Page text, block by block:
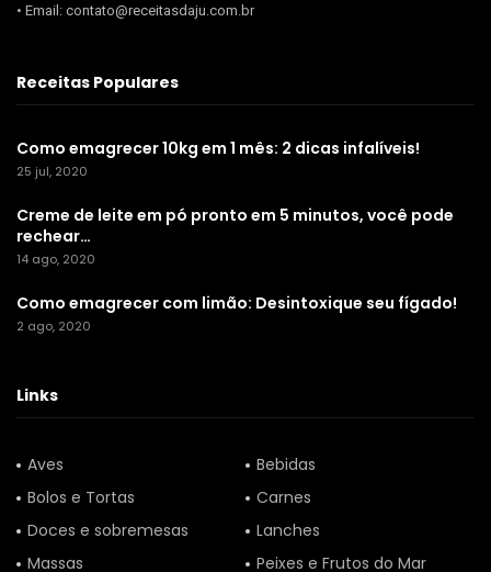
• Email: contato@receitasdaju.com.br
Receitas Populares
Como emagrecer 10kg em 1 mês: 2 dicas infalíveis!
25 jul, 2020
Creme de leite em pó pronto em 5 minutos, você pode
rechear…
14 ago, 2020
Como emagrecer com limão: Desintoxique seu fígado!
2 ago, 2020
Links
Aves
Bebidas
Bolos e Tortas
Carnes
Doces e sobremesas
Lanches
Massas
Peixes e Frutos do Mar